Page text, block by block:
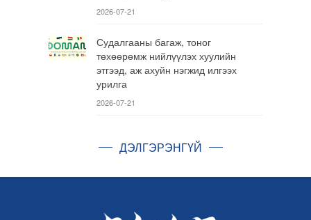
2026-07-21
Судалгааны багаж, тоног
төхөөрөмж нийлүүлэх хуулийн
этгээд, аж ахуйн нэгжид илгээх
урилга
2026-07-21
ДЭЛГЭРЭНГҮЙ